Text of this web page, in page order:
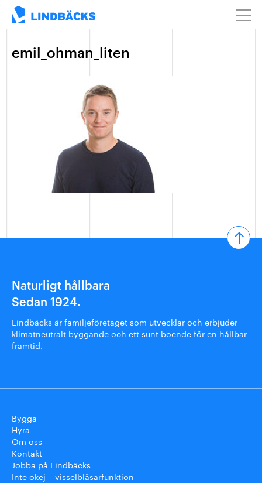
emil_ohman_liten
Naturligt hållbara
Sedan 1924.
Lindbäcks är familjeföretaget som utvecklar och erbjuder
klimatneutralt byggande och ett sunt boende för en hållbar
framtid.
Bygga
Hyra
Om oss
Kontakt
Jobba på Lindbäcks
Inte okej – visselblåsarfunktion